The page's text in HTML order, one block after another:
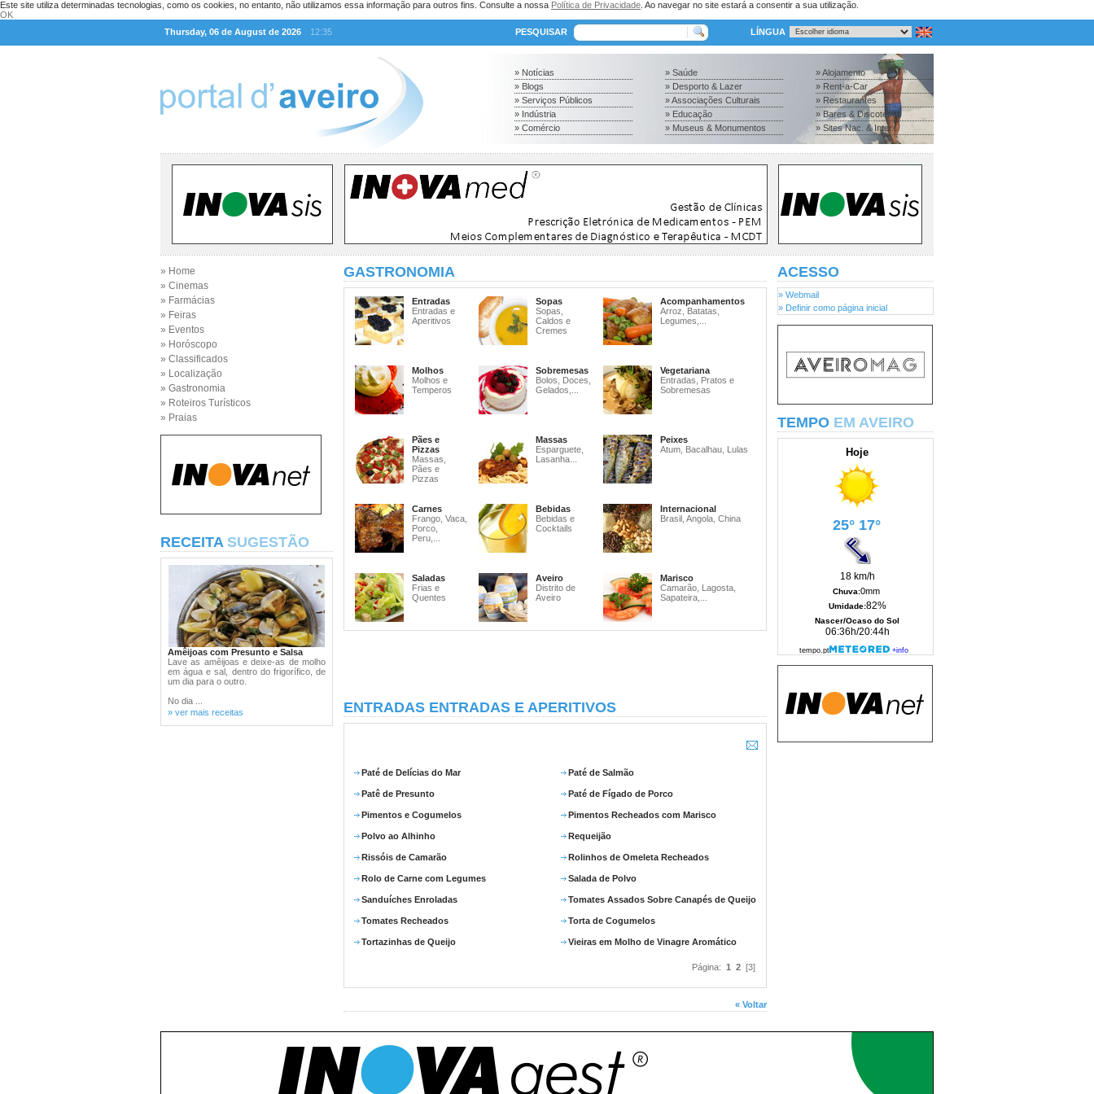
Este site utiliza determinadas tecnologias, como os cookies, no entanto, não utilizamos essa informação para outros fins. Consulte a nossa Política de Privacidade . Ao navegar no site estará a consentir a sua utilização.
OK
Thursday, 06 de August de 2026
12:35 PESQUISAR LÍNGUA
» Notícias
» Blogs
» Serviços Públicos
» Indústria
» Comércio
» Saúde
» Desporto & Lazer
» Associações Culturais
» Educação
» Museus & Monumentos
» Alojamento
» Rent-a-Car
» Restaurantes
» Bares & Discotecas
» Sites Nac. & Inter.
» Home
» Cinemas
» Farmácias
» Feiras
» Eventos
» Horóscopo
» Classificados
» Localização
» Gastronomia
» Roteiros Turísticos
» Praias
RECEITA SUGESTÃO
Amêijoas com Presunto e Salsa
Lave as amêijoas e deixe-as de molho
em água e sal, dentro do frigorífico, de
um dia para o outro.
No dia ...
» ver mais receitas
GASTRONOMIA
Entradas
Entradas e
Aperitivos
Sopas
Sopas,
Caldos e
Cremes
Acompanhamentos
Arroz, Batatas,
Legumes,...
Molhos
Molhos e
Temperos
Sobremesas
Bolos, Doces,
Gelados,...
Vegetariana
Entradas, Pratos e
Sobremesas
Pães e
Pizzas
Massas,
Pães e
Pizzas
Massas
Esparguete,
Lasanha...
Peixes
Atum, Bacalhau, Lulas
Carnes
Frango, Vaca,
Porco,
Peru,...
Bebidas
Bebidas e
Cocktails
Internacional
Brasil, Angola, China
Saladas
Frias e
Quentes
Aveiro
Distrito de
Aveiro
Marisco
Camarão, Lagosta,
Sapateira,...
ENTRADAS ENTRADAS E APERITIVOS
Paté de Delícias do Mar Paté de Salmão
Patê de Presunto Paté de Fígado de Porco
Pimentos e Cogumelos Pimentos Recheados com Marisco
Polvo ao Alhinho Requeijão
Rissóis de Camarão Rolinhos de Omeleta Recheados
Rolo de Carne com Legumes Salada de Polvo
Sanduíches Enroladas Tomates Assados Sobre Canapés de Queijo
Tomates Recheados Torta de Cogumelos
Tortazinhas de Queijo Vieiras em Molho de Vinagre Aromático
Página: 1 2 [3]
« Voltar
ACESSO
» Webmail
» Definir como página inicial
TEMPO EM AVEIRO